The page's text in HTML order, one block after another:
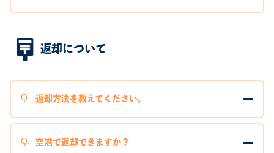
返却について
返却方法を教えてください。
空港で返却できますか？